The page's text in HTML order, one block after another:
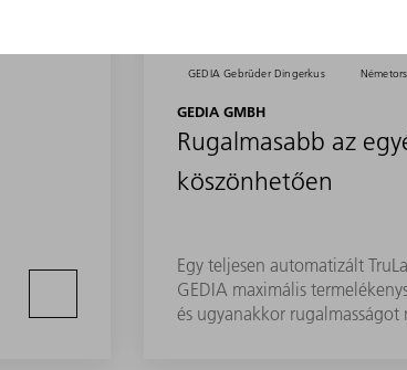
GEDIA Gebrüder Dingerkus
GEDIA GMBH
Rugalmasabb az
köszönhetően
Egy teljesen automatizált
GEDIA maximális
és ugyanakkor rugalmasságot